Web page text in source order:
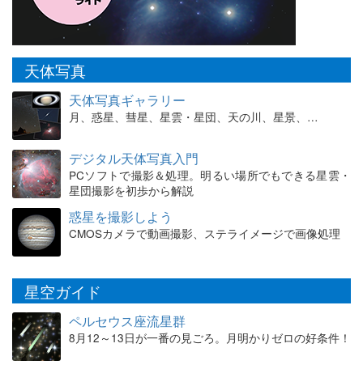
天体写真
天体写真ギャラリー
月、惑星、彗星、星雲・星団、天の川、星景、…
デジタル天体写真入門
PCソフトで撮影＆処理。明るい場所でもできる星雲・
星団撮影を初歩から解説
惑星を撮影しよう
CMOSカメラで動画撮影、ステライメージで画像処理
星空ガイド
ペルセウス座流星群
8月12～13日が一番の見ごろ。月明かりゼロの好条件！